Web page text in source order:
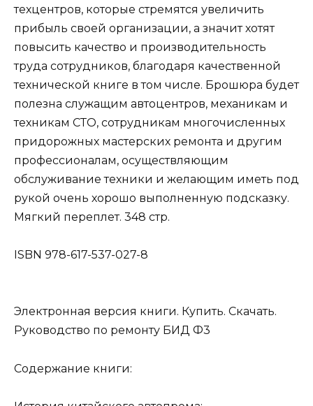
техцентров, которые стремятся увеличить
прибыль своей организации, а значит хотят
повысить качество и производительность
труда сотрудников, благодаря качественной
технической книге в том числе. Брошюра будет
полезна служащим автоцентров, механикам и
техникам СТО, сотрудникам многочисленных
придорожных мастерских ремонта и другим
профессионалам, осуществляющим
обслуживание техники и желающим иметь под
рукой очень хорошо выполненную подсказку.
Мягкий переплет. 348 стр.
ISBN 978-617-537-027-8
Электронная версия книги. Купить. Скачать.
Руководство по ремонту БИД Ф3
Содержание книги: